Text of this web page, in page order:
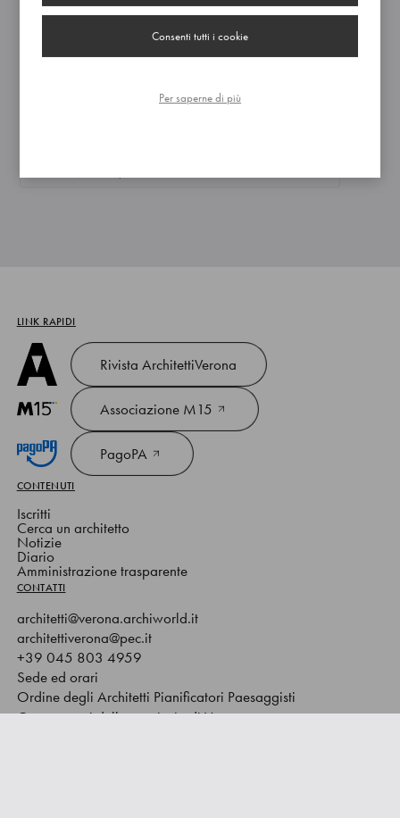
02 Piano_della_Performance 0 file
03 Relazione_sulla_performance
LINK RAPIDI
Rivista ArchitettiVerona
Associazione M15
PagoPA
CONTENUTI
Iscritti
Cerca un architetto
Notizie
Diario
Amministrazione trasparente
CONTATTI
architetti@verona.archiworld.it
architettiverona@pec.it
+39 045 803 4959
Sede ed orari
Ordine degli Architetti Pianificatori Paesaggisti
Conservatori della provincia di Verona
Consenti tutti i cookie
Per saperne di più